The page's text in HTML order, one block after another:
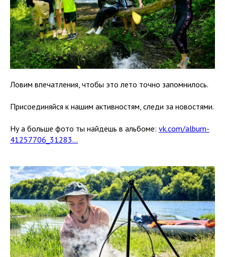
Ловим впечатления, чтобы это лето точно запомнилось.
Присоединяйся к нашим активностям, следи за новостями.
Ну а больше фото ты найдешь в альбоме: vk.com/album-
41257706_31283...